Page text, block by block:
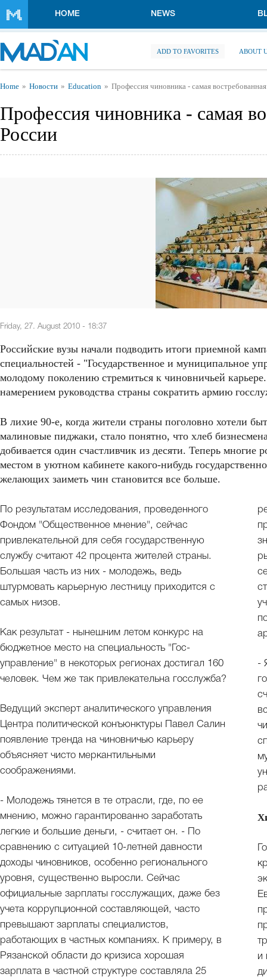
HOME NEWS
ADD TO FAVORITES ABOUT
You are here
Home Новости Education Профессия чиновника - самая
Профессия чиновника - самая
России
Friday, 27. August 2010 - 18:37
Российские вузы начали подводить итоги приемной
специальностей - "Государственное и муниципальное
молодому поколению стремиться к чиновничьей
намерением руководства страны сократить армию
В лихие 90-е, когда жители страны поголовно хотели
малиновые пиджаки, стало понятно, что хлеб
добивается один счастливчик из десяти. Теперь многие
местом в уютном кабинете какого-нибудь
желающих заиметь чин становится все больше.
По результатам исследования, проведенного
Фондом "Общественное мнение", сейчас
привлекательной для себя государственную
службу считают 42 процента жителей страны.
Большая часть из них - молодежь, ведь
штурмовать карьерную лестницу приходится с
самых низов.
Как результат - нынешним летом конкурс на
бюджетное место на специальность "Гос-
управление" в некоторых регионах достигал 160
человек. Чем же так привлекательна госслужба?
Ведущий эксперт аналитического управления
Центра политической конъюнктуры Павел Салин
появление тренда на чиновничью карьеру
объясняет чисто меркантильными
соображениями.
- Молодежь тянется в те отрасли, где, по ее
мнению, можно гарантированно заработать
легкие и большие деньги, - считает он. - По
сравнению с ситуацией 10-летней давности
доходы чиновников, особенно регионального
уровня, существенно выросли. Сейчас
официальные зарплаты госслужащих, даже без
учета коррупционной составляющей, часто
превышают зарплаты специалистов,
работающих в частных компаниях. К примеру, в
Рязанской области до кризиса хорошая
зарплата в частной структуре составляла 25
-
и